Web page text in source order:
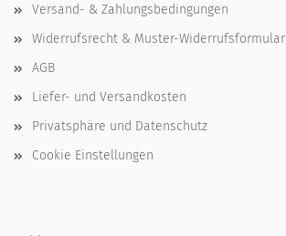
Versand- & Zahlungsbedingungen
Widerrufsrecht & Muster-Widerrufsformular
AGB
Liefer- und Versandkosten
Privatsphäre und Datenschutz
Cookie Einstellungen